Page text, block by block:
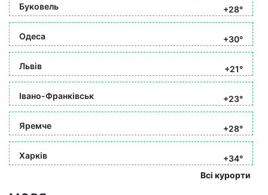
Буковель +28°
Одеса +30°
Львів +21°
Івано-Франківськ +23°
Яремче +28°
Харків
+34°
Всі курорти